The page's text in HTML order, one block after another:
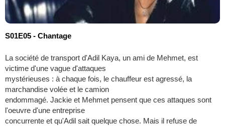
S01E05 - Chantage
La société de transport d'Adil Kaya, un ami de Mehmet, est
victime d'une vague d'attaques
mystérieuses : à chaque fois, le chauffeur est agressé, la
marchandise volée et le camion
endommagé. Jackie et Mehmet pensent que ces attaques sont
l'oeuvre d'une entreprise
concurrente et qu'Adil sait quelque chose. Mais il refuse de